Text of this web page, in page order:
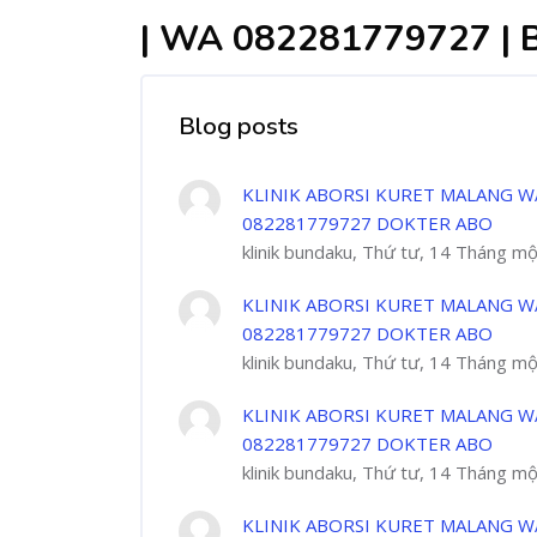
| WA 082281779727 |
Blog posts
KLINIK ABORSI KURET MALANG
082281779727 DOKTER ABO
klinik bundaku, Thứ tư, 14 Tháng
KLINIK ABORSI KURET MALANG
082281779727 DOKTER ABO
klinik bundaku, Thứ tư, 14 Tháng
KLINIK ABORSI KURET MALANG
082281779727 DOKTER ABO
klinik bundaku, Thứ tư, 14 Tháng
KLINIK ABORSI KURET MALANG